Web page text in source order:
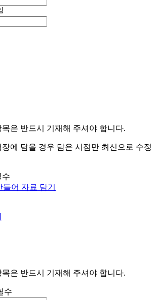
목은 반드시 기재해 주셔야 합니다.
에 담을 경우 담은 시점만 최신으로 수정
어 자료 담기
목은 반드시 기재해 주셔야 합니다.